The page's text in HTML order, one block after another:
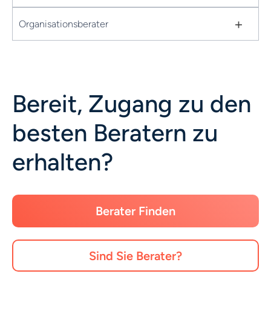
Organisationsberater +
Bereit, Zugang zu den
besten Beratern zu
erhalten?
Berater Finden
Sind Sie Berater?